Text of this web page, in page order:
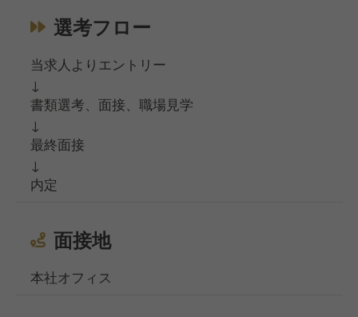
選考フロー
当求人よりエントリー
↓
書類選考、面接、職場見学
↓
最終面接
↓
内定
面接地
本社オフィス